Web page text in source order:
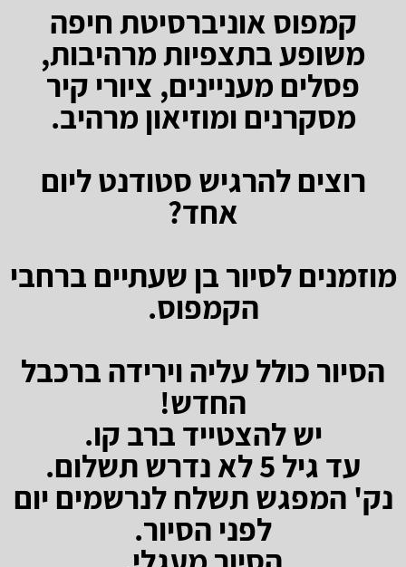
קמפוס אוניברסיטת חיפה
משופע בתצפיות מרהיבות,
פסלים מעניינים, ציורי קיר
מסקרנים ומוזיאון מרהיב.
רוצים להרגיש סטודנט ליום
אחד?
מוזמנים לסיור בן שעתיים ברחבי
הקמפוס.
הסיור כולל עליה וירידה ברכבל
החדש!
יש להצטייד ברב קו.
עד גיל 5 לא נדרש תשלום.
נק' המפגש תשלח לנרשמים יום
לפני הסיור.